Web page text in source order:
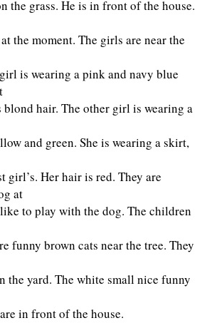
the grass. He is in front of the house.
the moment. The girls are near the
is wearing a pink and navy blue
blond hair. The other girl is wearing a
and green. She is wearing a skirt,
girl’s. Her hair is red. They are
at
to play with the dog. The children
funny brown cats near the tree. They
the yard. The white small nice funny
in front of the house.